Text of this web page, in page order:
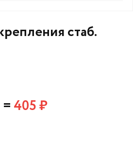
стаб.
=405 ₽